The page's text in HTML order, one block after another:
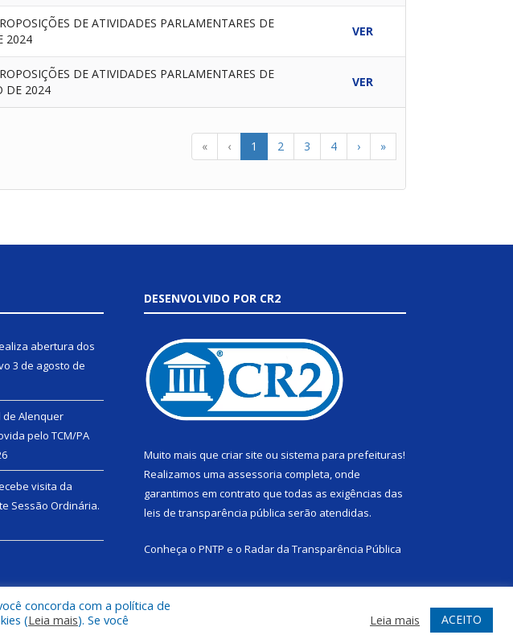
DE ATIVIDADES PARLAMENTARES DE
2024
VER
DE ATIVIDADES PARLAMENTARES DE
DE 2024
VER
« ‹ 1 2 3 4 › »
abertura dos
3 de agosto de
de Alenquer
pelo TCM/PA
visita da
Sessão Ordinária.
DESENVOLVIDO POR CR2
Muito mais que criar site ou sistema para prefeituras!
Realizamos uma assessoria completa, onde
garantimos em contrato que todas as exigências das
leis de transparência pública serão atendidas.
Conheça o PNTP e o Radar da Transparência Pública
concorda com a política de
(Leia mais). Se você
Leia mais ACEITO